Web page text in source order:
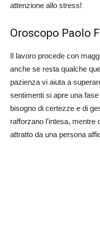
attenzione allo stress!
Oroscopo Paolo
Il lavoro procede con
anche se resta qualche
pazienza vi aiuta a
sentimenti si apre una
bisogno di certezze e di
rafforzano l’intesa,
attratto da una persona